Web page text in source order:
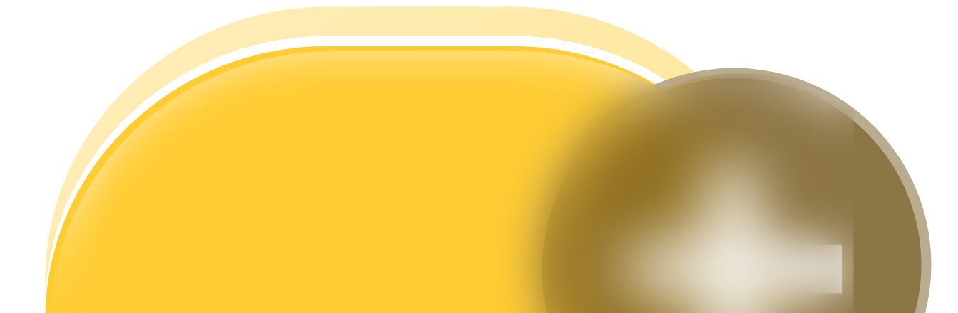
Estrategias comerciales
Aprenda cómo mantenerse rentable